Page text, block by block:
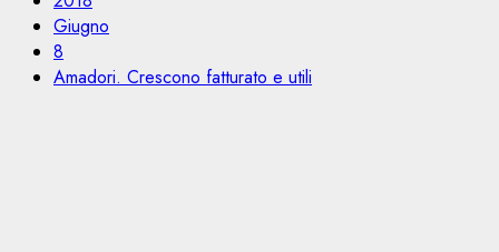
Giugno
8
Amadori. Crescono fatturato e utili